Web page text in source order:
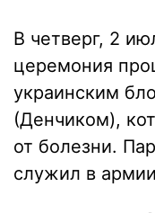
В четверг, 2
церемония
украинским
(Денчиком),
от болезни.
служил в